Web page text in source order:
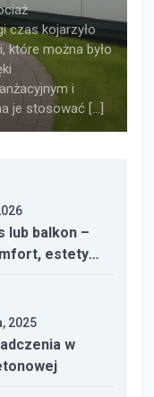
czas kojarzyło
które można było
i
je stosować […]
lub balkon –
estetykę
przestrzeni
2025
w